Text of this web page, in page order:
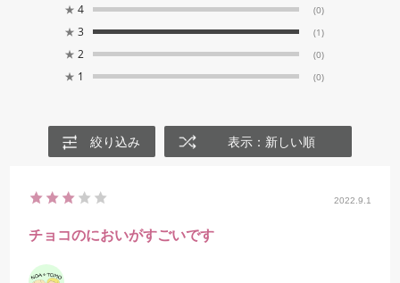
★ 4 (0)
★ 3 (1)
★ 2 (0)
★ 1 (0)
絞り込み 表示：新しい順
2022.9.1
チョコのにおいがすごいです